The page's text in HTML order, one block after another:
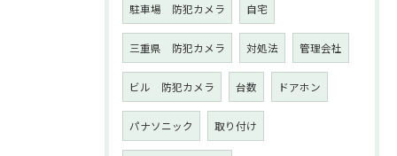
駐車場 防犯カメラ 自宅
三重県 防犯カメラ 対処法 管理会社
ビル 防犯カメラ 台数 ドアホン
パナソニック 取り付け